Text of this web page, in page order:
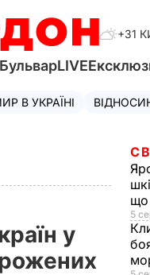
+31
БульварLIVE
В УКРАЇНІ
у
що
5